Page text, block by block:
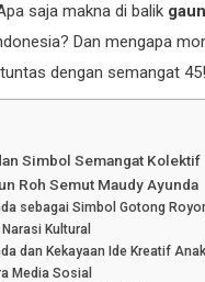
saja makna di balik
Dan mengapa
dengan semangat 45!
Simbol Semangat Kolektif
Roh Semut Maudy Ayunda
sebagai Simbol Gotong
Kultural
dan Kekayaan Ide Kreatif
Media Sosial